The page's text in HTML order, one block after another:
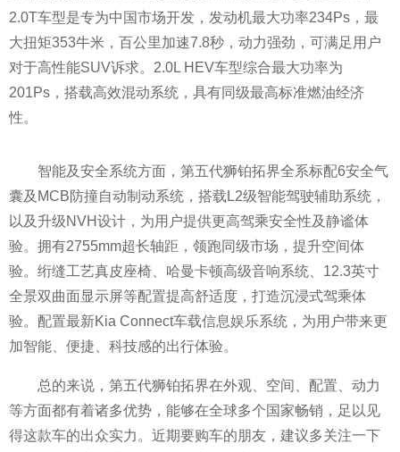
2.0T车型是专为中国市场开发，发动机最大功率234Ps，最
大扭矩353牛米，百公里加速7.8秒，动力强劲，可满足用户
对于高性能SUV诉求。2.0L H EV车型综合最大功率为
201Ps，搭载高效混动系统，具有同级最高标准燃油经济
性。
智能及安全系统方面，第五代狮铂拓界全系标配6安全气
囊及MCB防撞自动制动系统，搭载L2级智能驾驶辅助系统，
以及升级NVH设计，为用户提供更高驾乘安全性及静谧体
验。拥有2755mm超长轴距，领跑同级市场，提升空间体
验。绗缝工艺真皮座椅、哈曼卡顿高级音响系统、12.3英寸
全景双曲面显示屏等配置提高舒适度，打造沉浸式驾乘体
验。配置最新Kia Connect车载信息娱乐系统，为用户带来更
加智能、便捷、科技感的出行体验。
总的来说，第五代狮铂拓界在外观、空间、配置、动力
等方面都有着诸多优势，能够在全球多个国家畅销，足以见
得这款车的出众实力。 近期要购车的朋友，建议多关注一下